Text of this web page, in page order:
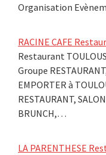
Organisation
RACINE CAFE
Restaurant
Groupe
EMPORTER à
RESTAURANT,
BRUNCH,…
LA PARENTHESE